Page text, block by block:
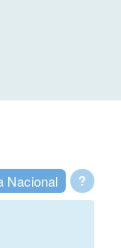
?
Nacional